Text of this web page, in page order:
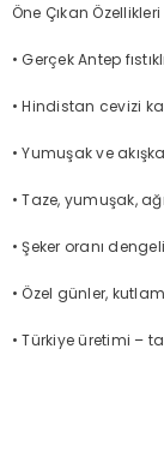
Öne Çıkan Özellikleri
• Gerçek Antep
• Hindistan cevizi
• Yumuşak ve
• Taze, yumuşak,
• Şeker oranı
• Özel günler,
• Türkiye üretimi –